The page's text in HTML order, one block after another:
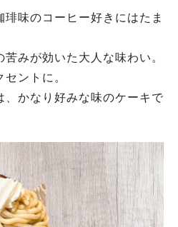
味のコーヒー好きにはたま
みが効いた大人な味わい。
ントに。
、かなり好みな味のケーキで